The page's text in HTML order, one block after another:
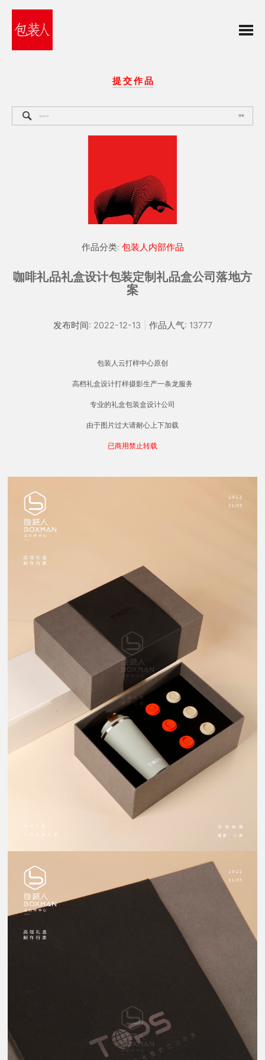
提 交 作 品
搜索
作品分类: 包装人内部作品
咖啡礼品礼盒设计包装定制礼品盒公司落地方
案
发布时间: 2022-12-13 作品人气: 13777
包装人云打样中心原创
高档礼盒设计打样摄影生产一条龙服务
专业的礼盒包装盒设计公司
由于图片过大请耐心上下加载
已商用禁止转载